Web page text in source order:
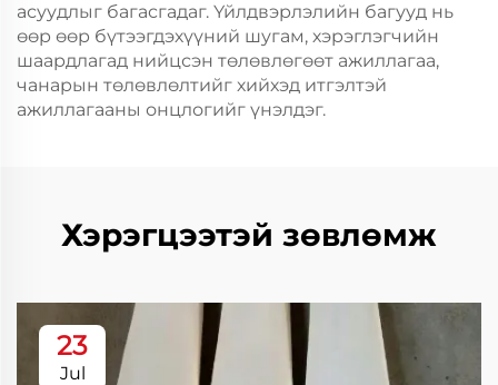
асуудлыг багасгадаг. Үйлдвэрлэлийн багууд нь
өөр өөр бүтээгдэхүүний шугам, хэрэглэгчийн
шаардлагад нийцсэн төлөвлөгөөт ажиллагаа,
чанарын төлөвлөлтийг хийхэд итгэлтэй
ажиллагааны онцлогийг үнэлдэг.
Хэрэгцээтэй зөвлөмж
23
Jul